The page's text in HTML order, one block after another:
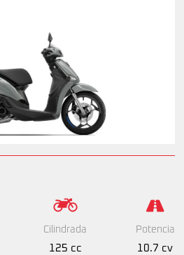
Cilindrada
125 cc
Potencia
10.7 cv